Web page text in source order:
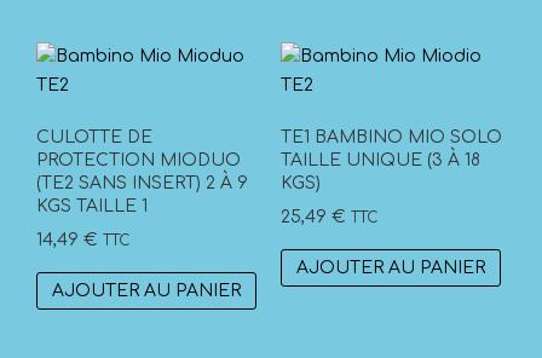
CULOTTE DE
PROTECTION MIODUO
(TE2 SANS INSERT) 2 À 9
KGS TAILLE 1
14,49 € TTC
AJOUTER AU PANIER
TE1 BAMBINO MIO SOLO
TAILLE UNIQUE (3 À 18
KGS)
25,49 € TTC
AJOUTER AU PANIER